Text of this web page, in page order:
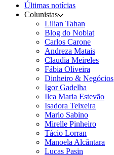
Últimas notícias
Colunistas
Lilian Tahan
Blog do Noblat
Carlos Carone
Andreza Matais
Claudia Meireles
Fábia Oliveira
Dinheiro & Negócios
Igor Gadelha
Ilca Maria Estevão
Isadora Teixeira
Mario Sabino
Mirelle Pinheiro
Tácio Lorran
Manoela Alcântara
Lucas Pasin